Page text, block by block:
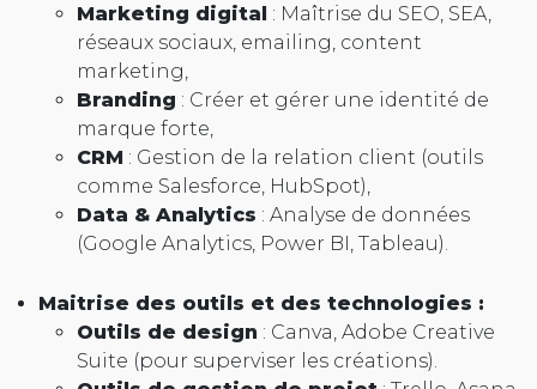
Marketing digital : Maîtrise du SEO, SEA,
réseaux sociaux, emailing, content
marketing,
Branding : Créer et gérer une identité de
marque forte,
CRM : Gestion de la relation client (outils
comme Salesforce, HubSpot),
Data & Analytics : Analyse de données
(Google Analytics, Power BI, Tableau).
Maitrise des outils et des technologies :
Outils de design : Canva, Adobe Creative
Suite (pour superviser les créations).